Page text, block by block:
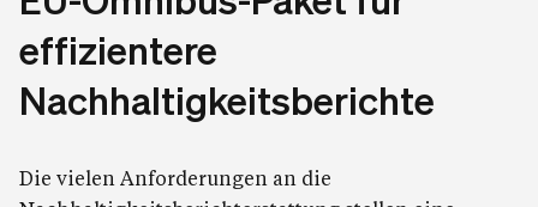
effizientere
Nachhaltigkeitsberichte
Die vielen Anforderungen an die